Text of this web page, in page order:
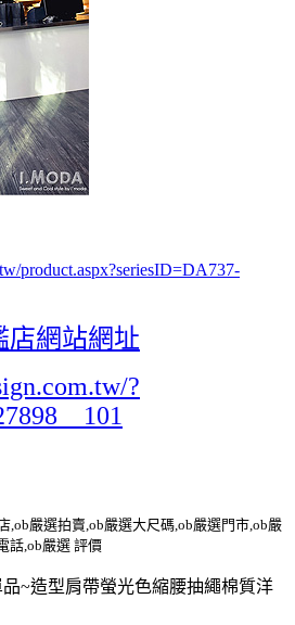
product.aspx?seriesID=DA737-
店網站網址
?
,ob嚴選拍賣,ob嚴選大尺碼,ob嚴選門市,ob嚴
話,ob嚴選 評價
~造型肩帶螢光色縮腰抽繩棉質洋